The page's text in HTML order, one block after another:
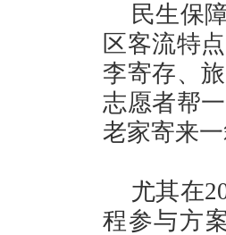
民生保
区客流特
李寄存、
志愿者帮
老家寄来
尤其在
程参与方